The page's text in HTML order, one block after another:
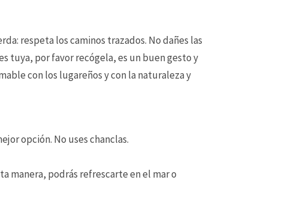
respeta los caminos trazados. No dañes las
tuya, por favor recógela, es un buen gesto y
con los lugareños y con la naturaleza y
opción. No uses chanclas.
manera, podrás refrescarte en el mar o